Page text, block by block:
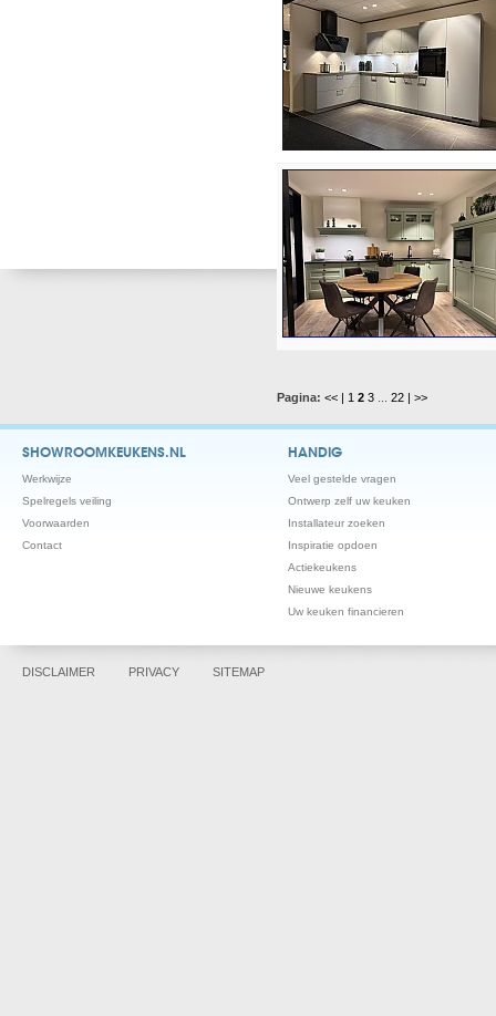
Pagina: << | 1 2 3 22 | >>
SHOWROOMKEUKENS.NL
Werkwijze
Spelregels veiling
Voorwaarden
Contact
HANDIG
Veel gestelde vragen
Ontwerp zelf uw keuken
Installateur zoeken
Inspiratie opdoen
Actiekeukens
Nieuwe keukens
Uw keuken financieren
DISCLAIMER PRIVACY SITEMAP